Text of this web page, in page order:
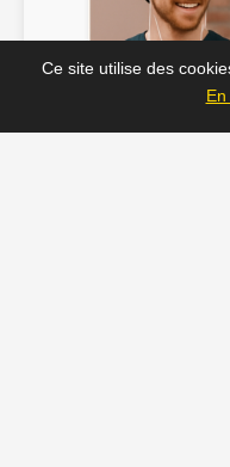
Ce site utilise des